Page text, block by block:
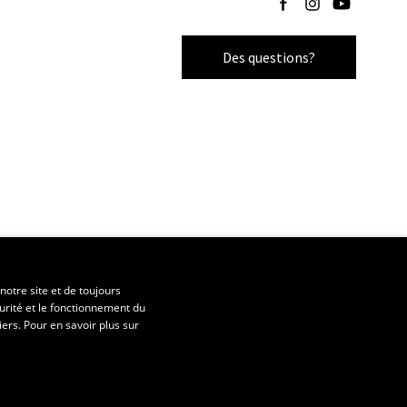
Des questions?
site et de toujours
et le fonctionnement du
Pour en savoir plus sur